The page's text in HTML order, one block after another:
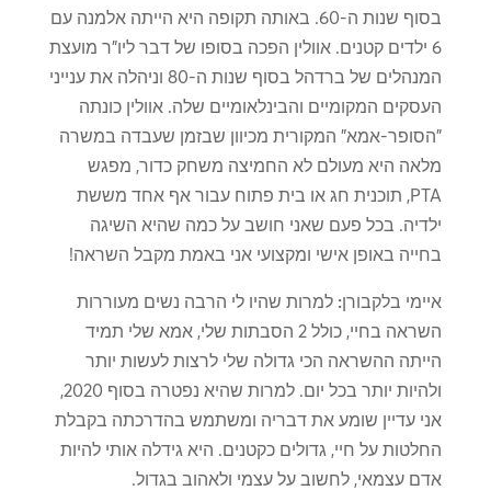
בסוף שנות ה-60. באותה תקופה היא הייתה אלמנה עם
6 ילדים קטנים. אוולין הפכה בסופו של דבר ליו"ר מועצת
המנהלים של ברדהל בסוף שנות ה-80 וניהלה את ענייני
העסקים המקומיים והבינלאומיים שלה. אוולין כונתה
"הסופר-אמא" המקורית מכיוון שבזמן שעבדה במשרה
מלאה היא מעולם לא החמיצה משחק כדור, מפגש
PTA, תוכנית חג או בית פתוח עבור אף אחד מששת
ילדיה. בכל פעם שאני חושב על כמה שהיא השיגה
בחייה באופן אישי ומקצועי אני באמת מקבל השראה!
איימי בלקבורן: למרות שהיו לי הרבה נשים מעוררות
השראה בחיי, כולל 2 הסבתות שלי, אמא שלי תמיד
הייתה ההשראה הכי גדולה שלי לרצות לעשות יותר
ולהיות יותר בכל יום. למרות שהיא נפטרה בסוף 2020,
אני עדיין שומע את דבריה ומשתמש בהדרכתה בקבלת
החלטות על חיי, גדולים כקטנים. היא גידלה אותי להיות
אדם עצמאי, לחשוב על עצמי ולאהוב בגדול.